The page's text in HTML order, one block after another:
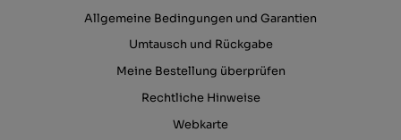
Allgemeine Bedingungen und Garantien
Umtausch und Rückgabe
Meine Bestellung überprüfen
Rechtliche Hinweise
Webkarte